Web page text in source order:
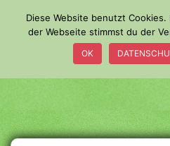
m
a
i
Diese Website benutzt
der Webseite stimmst du der
OK